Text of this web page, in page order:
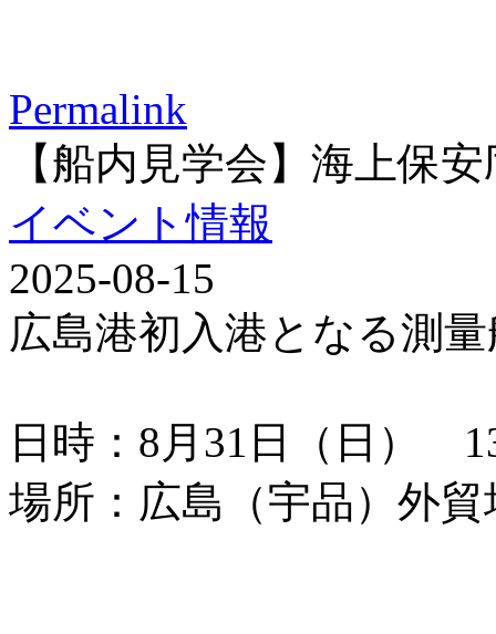
Permalink
【船内見学会】海上保
イベント情報
2025-08-15
広島港初入港となる測
日時：8月31日（日）
場所：広島（宇品）外